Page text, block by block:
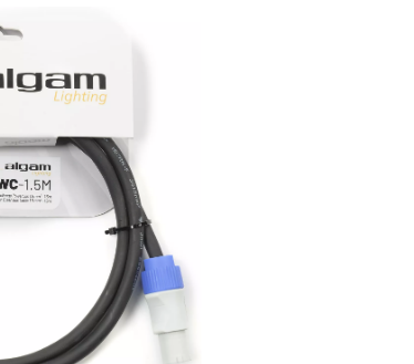
Bundle
Ver nuestras marcas